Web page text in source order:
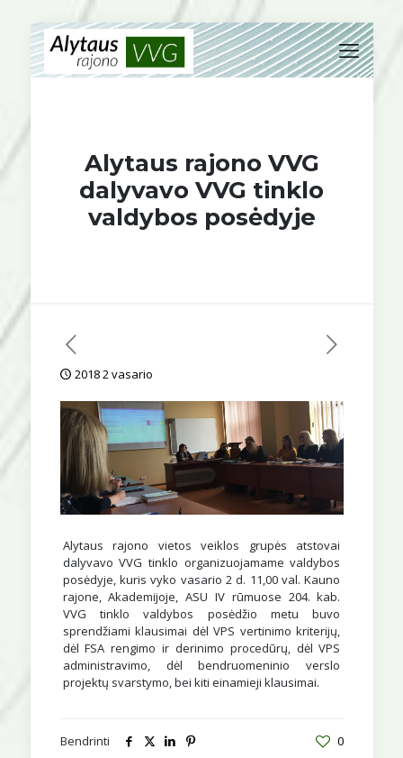
Alytaus rajono VVG
dalyvavo VVG tinklo
valdybos posėdyje
2018 2 vasario
Alytaus rajono vietos veiklos grupės atstovai
dalyvavo VVG tinklo organizuojamame valdybos
posėdyje, kuris vyko vasario 2 d. 11,00 val. Kauno
rajone, Akademijoje, ASU IV rūmuose 204. kab.
VVG tinklo valdybos posėdžio metu buvo
sprendžiami klausimai dėl VPS vertinimo kriterijų,
dėl FSA rengimo ir derinimo procedūrų, dėl VPS
administravimo, dėl bendruomeninio verslo
projektų svarstymo, bei kiti einamieji klausimai.
Bendrinti 0